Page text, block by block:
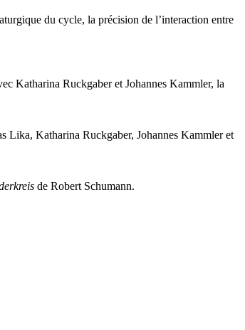
du cycle, la précision de l’interaction entre
Katharina Ruckgaber et Johannes Kammler, la
Lika, Katharina Ruckgaber, Johannes Kammler et
de Robert Schumann.